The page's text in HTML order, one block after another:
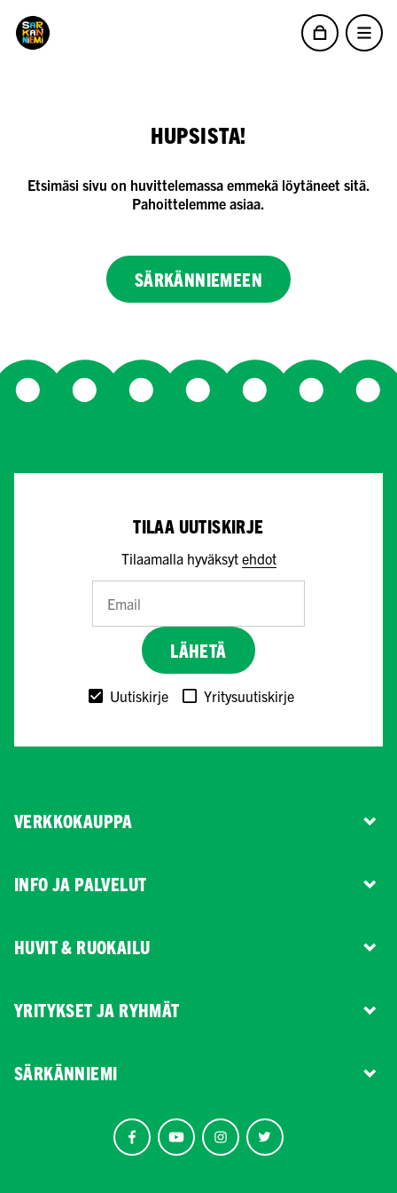
HUPSISTA!
Etsimäsi sivu on huvittelemassa emmekä löytäneet sitä.
Pahoittelemme asiaa.
SÄRKÄNNIEMEEN
TILAA UUTISKIRJE
Tilaamalla hyväksyt ehdot
LÄHETÄ
Uutiskirje Yritysuutiskirje
VERKKOKAUPPA
INFO JA PALVELUT
HUVIT & RUOKAILU
YRITYKSET JA RYHMÄT
SÄRKÄNNIEMI